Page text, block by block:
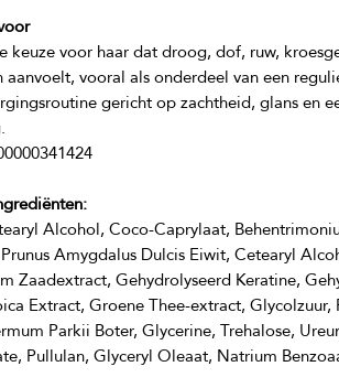
keuze voor haar dat droog, dof, ruw,
aanvoelt, vooral als onderdeel van een
gericht op zachtheid, glans en
Alcohol, Coco-Caprylaat,
Amygdalus Dulcis Eiwit, Cetearyl
Zaadextract, Gehydrolyseerd Keratine,
Extract, Groene Thee-extract, Glycolzuur,
Parkii Boter, Glycerine, Trehalose,